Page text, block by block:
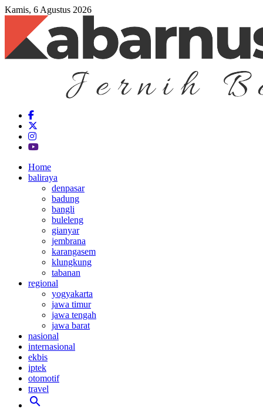
Kamis, 6 Agustus 2026
Home
baliraya
denpasar
badung
bangli
buleleng
gianyar
jembrana
karangasem
klungkung
tabanan
regional
yogyakarta
jawa timur
jawa tengah
jawa barat
nasional
internasional
ekbis
iptek
otomotif
travel
search